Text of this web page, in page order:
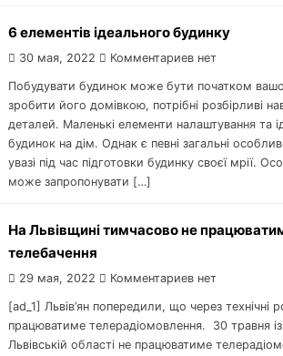
6 елементів ідеального будинку
30 мая, 2022 Комментариев нет
Побудувати будинок може бути початком
зробити його домівкою, потрібні розбірливі
деталей. Маленькі елементи налаштування та
будинок на дім. Однак є певні загальні
увазі під час підготовки будинку своєї мрії.
може запропонувати […]
На Львівщині тимчасово не
телебачення
29 мая, 2022 Комментариев нет
[ad_1] Львів’ян попередили, що через технічні
працюватиме телерадіомовлення. 30 травня
Львівській області не працюватиме